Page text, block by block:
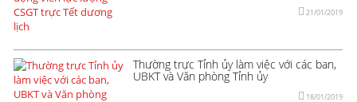
21/01/2019
Thường trực Tỉnh ủy làm việc với các ban,
UBKT và Văn phòng Tỉnh ủy
18/01/2019